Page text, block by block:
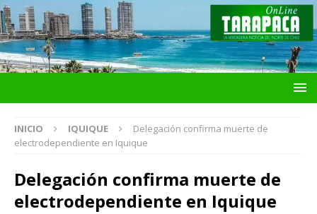
INICIO IQUIQUE
Delegación confirma muerte de
electrodependiente en Iquique
Delegación confirma muerte de
electrodependiente en Iquique